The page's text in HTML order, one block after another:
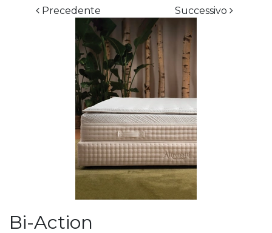
Precedente Successivo
Bi-Action